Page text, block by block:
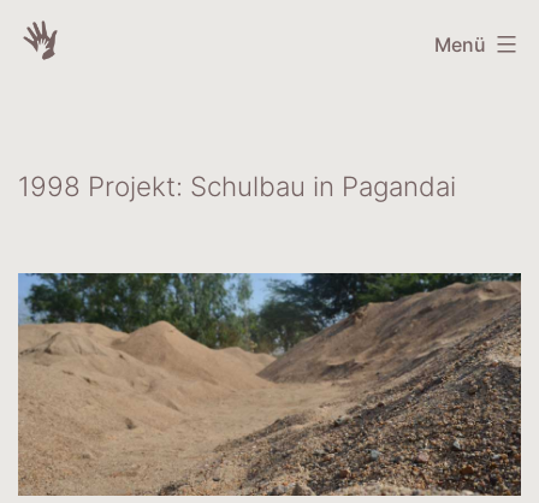
InhaltINDIEN
Menü
1998 Projekt: Schulbau in Pagandai